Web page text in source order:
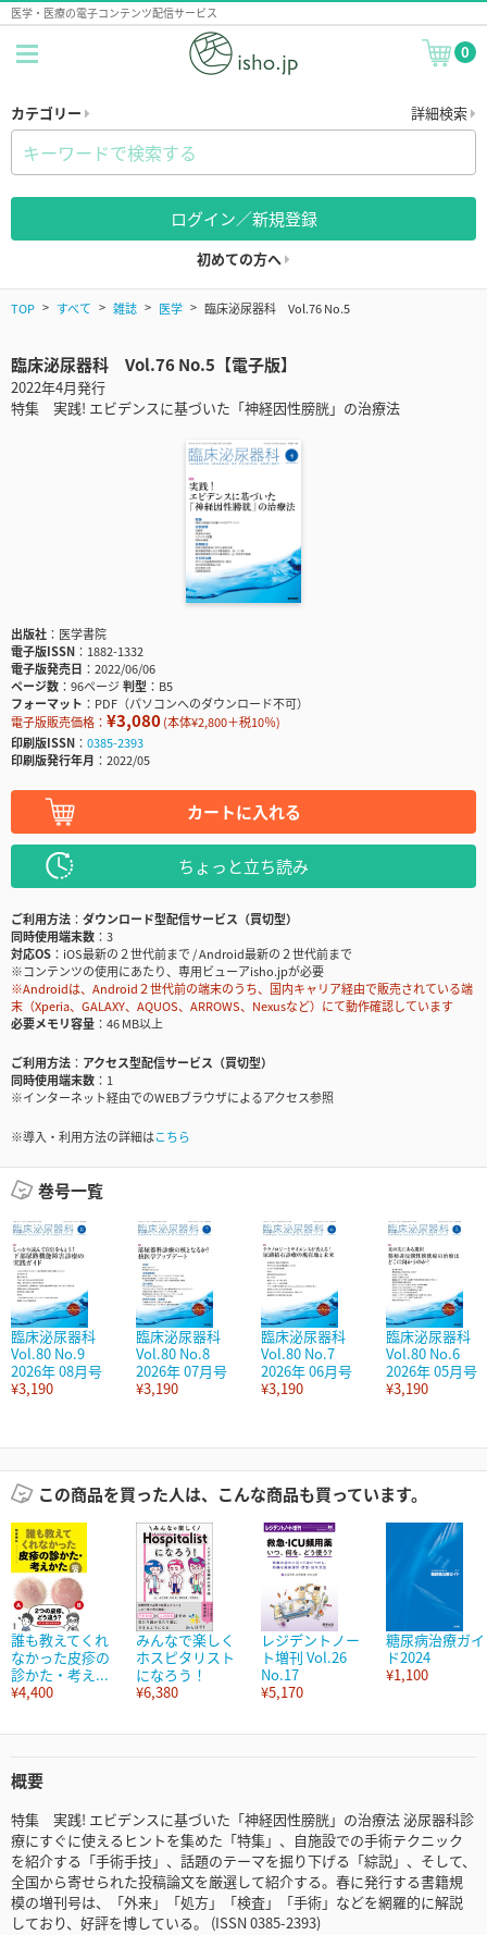
医学・医療の電子コンテンツ配信サービス
0
カテゴリー 詳細検索
ログイン／新規登録
初めての方へ
TOP すべて 雑誌 医学 臨床泌尿器科 Vol.76 No.5
臨床泌尿器科 Vol.76 No.5【電子版】
2022年4月発行
特集 実践! エビデンスに基づいた「神経因性膀胱」の治療法
出版社
医学書院
電子版ISSN
1882-1332
電子版発売日
2022/06/06
ページ数
96ページ判型
B5
フォーマット
PDF（パソコンへのダウンロード不可）
電子版販売価格： ¥3,080(本体¥2,800＋税10％)
印刷版ISSN
0385-2393
印刷版発行年月
2022/05
カートに入れる
ちょっと立ち読み
ご利用方法
ダウンロード型配信サービス（買切型）
同時使用端末数
3
対応OS
iOS最新の２世代前まで / Android最新の２世代前まで
※コンテンツの使用にあたり、専用ビューアisho.jpが必要
※Androidは、Android２世代前の端末のうち、国内キャリア経由で販売されている端
末（Xperia、GALAXY、AQUOS、ARROWS、Nexusなど）にて動作確認しています
必要メモリ容量
46 MB以上
ご利用方法
アクセス型配信サービス（買切型）
同時使用端末数
1
※インターネット経由でのWEBブラウザによるアクセス参照
※導入・利用方法の詳細はこちら
巻号一覧
臨床泌尿器科
Vol.80 No.9
2026年 08月号
¥3,190
臨床泌尿器科
Vol.80 No.8
2026年 07月号
¥3,190
臨床泌尿器科
Vol.80 No.7
2026年 06月号
¥3,190
臨床泌尿器科
Vol.80 No.6
2026年 05月号
¥3,190
この商品を買った人は、こんな商品も買っています。
誰も教えてくれ
なかった皮疹の
診かた・考え...
¥4,400
みんなで楽しく
ホスピタリスト
になろう！
¥6,380
レジデントノー
ト増刊 Vol.26
No.17
¥5,170
糖尿病治療ガイ
ド2024
¥1,100
概要
特集 実践! エビデンスに基づいた「神経因性膀胱」の治療法 泌尿器科診
療にすぐに使えるヒントを集めた「特集」、自施設での手術テクニック
を紹介する「手術手技」、話題のテーマを掘り下げる「綜説」、そして、
全国から寄せられた投稿論文を厳選して紹介する。春に発行する書籍規
模の増刊号は、「外来」「処方」「検査」「手術」などを網羅的に解説
しており、好評を博している。 (ISSN 0385-2393)